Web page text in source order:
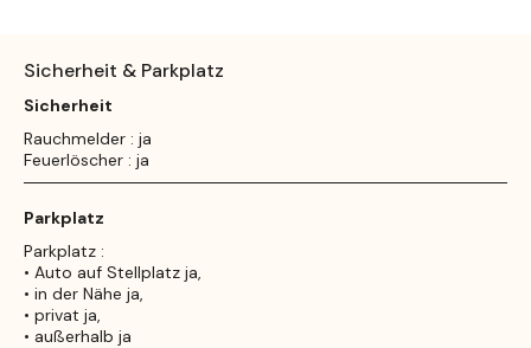
Sicherheit & Parkplatz
Sicherheit
Rauchmelder : ja
Feuerlöscher : ja
Parkplatz
Parkplatz :
• Auto auf Stellplatz ja,
• in der Nähe ja,
• privat ja,
• außerhalb ja